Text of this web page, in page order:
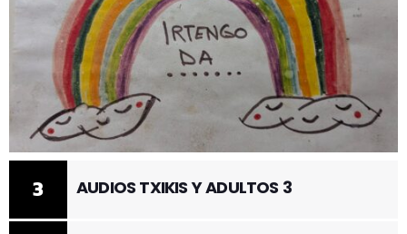
3 AUDIOS TXIKIS Y ADULTOS 3